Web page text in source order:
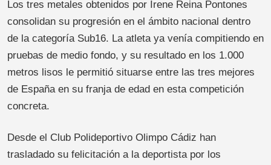
Los tres metales obtenidos por Irene Reina Pontones
consolidan su progresión en el ámbito nacional dentro
de la categoría Sub16. La atleta ya venía compitiendo en
pruebas de medio fondo, y su resultado en los 1.000
metros lisos le permitió situarse entre las tres mejores
de España en su franja de edad en esta competición
concreta.
Desde el Club Polideportivo Olimpo Cádiz han
trasladado su felicitación a la deportista por los